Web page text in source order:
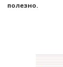
полезно.